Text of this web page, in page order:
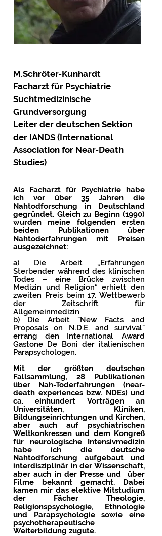
M.Schröter-Kunhardt
Facharzt für Psychiatrie
Suchtmedizinische
Grundversorgung
Leiter der deutschen Sektion
der IANDS (International
Association for Near-Death
Studies)
Als Facharzt für Psychiatrie habe
ich vor über 35 Jahren die
Nahtodforschung in Deutschland
gegründet. Gleich zu Beginn (1990)
wurden meine folgenden ersten
beiden Publikationen über
Nahtoderfahrungen mit Preisen
ausgezeichnet:
a) Die Arbeit „Erfahrungen
Sterbender während des klinischen
Todes – eine Brücke zwischen
Medizin und Religion“ erhielt den
zweiten Preis beim 17. Wettbewerb
der Zeitschrift für
Allgemeinmedizin
b) Die Arbeit "New Facts and
Proposals on N.D.E. and survival"
errang den International Award
Gastone De Boni der italienischen
Parapsychologen.
Mit der größten deutschen
Fallsammlung, 28 Publikationen
über Nah-Toderfahrungen (near-
death experiences bzw. NDEs) und
ca. einhundert Vorträgen an
Universitäten, Kliniken,
Bildungseinrichtungen und Kirchen,
aber auch auf psychiatrischen
Weltkonkressen und dem Kongreß
für neurologische Intensivmedizin
habe ich die deutsche
Nahtodforschung aufgebaut und
interdisziplinär in der Wissenschaft,
aber auch in der Presse und über
Filme bekannt gemacht. Dabei
kamen mir das elektive Mitstudium
der Fächer Theologie,
Religionspsychologie, Ethnologie
und Parapsychologie sowie eine
psychotherapeutische
Weiterbildung zugute.